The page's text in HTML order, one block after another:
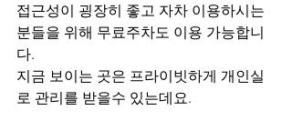
접근성이 굉장히 좋고 자차 이용하시는
분들을 위해 무료주차도 이용 가능합니
다.
지금 보이는 곳은 프라이빗하게 개인실
로 관리를 받을수 있는데요.